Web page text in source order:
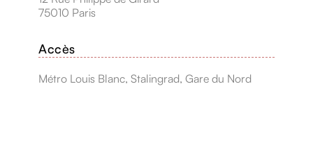
75010 Paris
Accès
Métro Louis Blanc, Stalingrad, Gare du Nord